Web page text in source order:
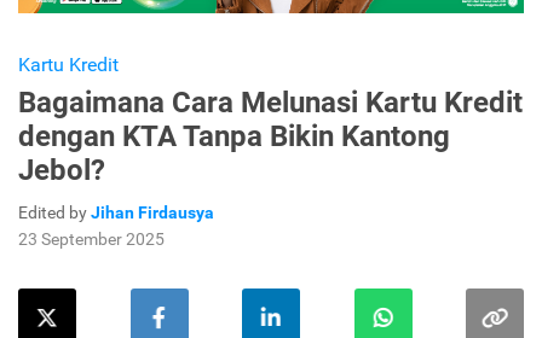
Kartu Kredit
Bagaimana Cara Melunasi Kartu Kredit
dengan KTA Tanpa Bikin Kantong
Jebol?
Edited byJihan Firdausya
23 September 2025